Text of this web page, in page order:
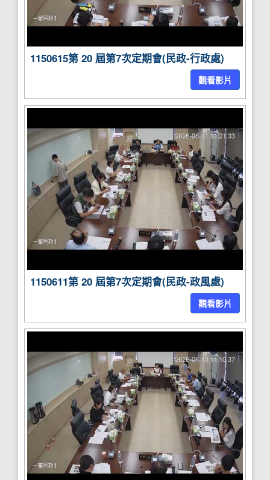
1150615第 20 屆第7次定期會(民政-行政處)
觀看影片
1150611第 20 屆第7次定期會(民政-政風處)
觀看影片